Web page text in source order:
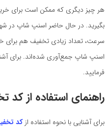
هر چیز دیگری که ممکن است برای
بگیرید. در حال حاضر اسنپ شاپ در
سرعت، تعداد زیادی تخفیف هم
اسنپ شاپ جمع‌آوری شده‌اند. برای
فرمایید.
راهنمای استفاده از کد
برای آشنایی با نحوه استفاده ازکد